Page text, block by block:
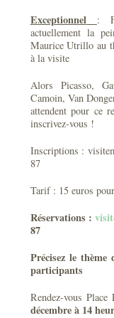
Exceptionnel
:
actuellement la
Maurice Utrillo au
à la visite
Alors Picasso,
Camoin, Van
attendent pour ce
inscrivez-vous !
Inscriptions :
87
Tarif : 15 euros
Réservations :
87
Précisez le
participants
Rendez-vous
décembre à 14